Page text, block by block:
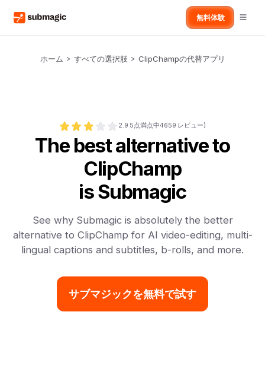
無料体験
ホーム > すべての選択肢 > ClipChampの代替アプリ
2.9 5点満点中4659 レビュー)
The best alternative to
ClipChamp
is Submagic
See why Submagic is absolutely the better
alternative to ClipChamp for AI video-editing, multi-
lingual captions and subtitles, b-rolls, and more.
サブマジックを無料で試す